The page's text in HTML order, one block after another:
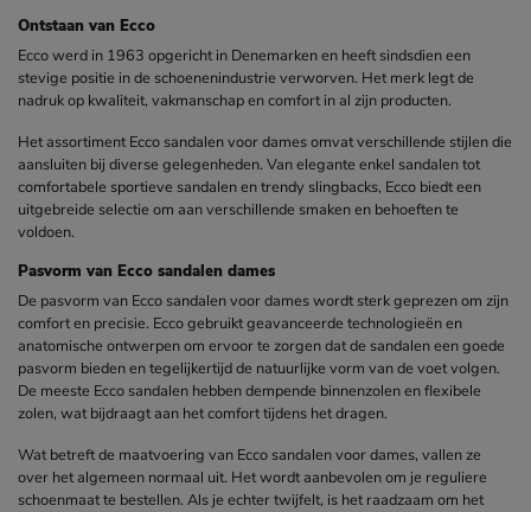
Ontstaan van Ecco
Ecco werd in 1963 opgericht in Denemarken en heeft sindsdien een
stevige positie in de schoenenindustrie verworven. Het merk legt de
nadruk op kwaliteit, vakmanschap en comfort in al zijn producten.
Het assortiment Ecco sandalen voor dames omvat verschillende stijlen die
aansluiten bij diverse gelegenheden. Van elegante enkel sandalen tot
comfortabele sportieve sandalen en trendy slingbacks, Ecco biedt een
uitgebreide selectie om aan verschillende smaken en behoeften te
voldoen.
Pasvorm van Ecco sandalen dames
De pasvorm van Ecco sandalen voor dames wordt sterk geprezen om zijn
comfort en precisie. Ecco gebruikt geavanceerde technologieën en
anatomische ontwerpen om ervoor te zorgen dat de sandalen een goede
pasvorm bieden en tegelijkertijd de natuurlijke vorm van de voet volgen.
De meeste Ecco sandalen hebben dempende binnenzolen en flexibele
zolen, wat bijdraagt aan het comfort tijdens het dragen.
Wat betreft de maatvoering van Ecco sandalen voor dames, vallen ze
over het algemeen normaal uit. Het wordt aanbevolen om je reguliere
schoenmaat te bestellen. Als je echter twijfelt, is het raadzaam om het